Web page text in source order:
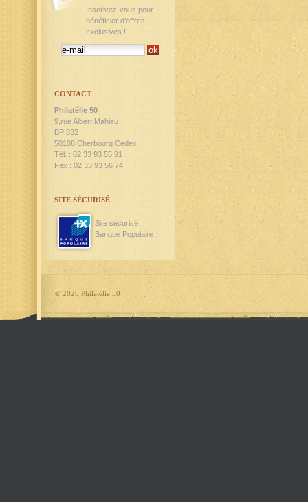
Inscrivez-vous pour
bénéficier d'offres
exclusives !
CONTACT
Philatélie 50
9,rue Albert Mahieu
BP 832
50108 Cherbourg Cedex
Tél. : 02 33 93 55 91
Fax : 02 33 93 56 74
SITE SÉCURISÉ
Site sécurisé
Banque Populaire
© 2026 Philatélie 50